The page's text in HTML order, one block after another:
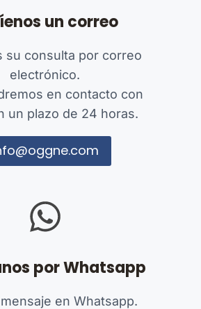
un correo
su consulta por correo
electrónico.
en contacto con
un plazo de 24 horas.
por Whatsapp
en Whatsapp.